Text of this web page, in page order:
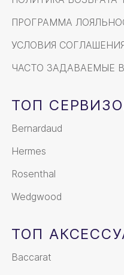
ПРОГРАММА
УСЛОВИЯ
ЧАСТО ЗАДАВАЕМЫЕ
ТОП
Bernardaud
Hermes
Rosenthal
Wedgwood
ТОП
Baccarat